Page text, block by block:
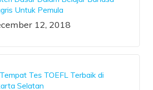
Untuk Pemula
12, 2018
Tes TOEFL Terbaik di
Selatan